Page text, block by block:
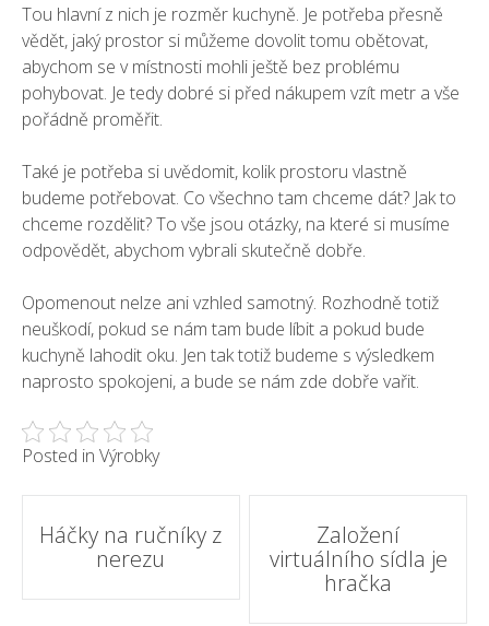
Tou hlavní z nich je rozměr kuchyně. Je potřeba přesně
vědět, jaký prostor si můžeme dovolit tomu obětovat,
abychom se v místnosti mohli ještě bez problému
pohybovat. Je tedy dobré si před nákupem vzít metr a vše
pořádně proměřit.
Také je potřeba si uvědomit, kolik prostoru vlastně
budeme potřebovat. Co všechno tam chceme dát? Jak to
chceme rozdělit? To vše jsou otázky, na které si musíme
odpovědět, abychom vybrali skutečně dobře.
Opomenout nelze ani vzhled samotný. Rozhodně totiž
neuškodí, pokud se nám tam bude líbit a pokud bude
kuchyně lahodit oku. Jen tak totiž budeme s výsledkem
naprosto spokojeni, a bude se nám zde dobře vařit.
Posted in Výrobky
Post
navigation
Háčky na ručníky z
nerezu
Založení
virtuálního sídla je
hračka